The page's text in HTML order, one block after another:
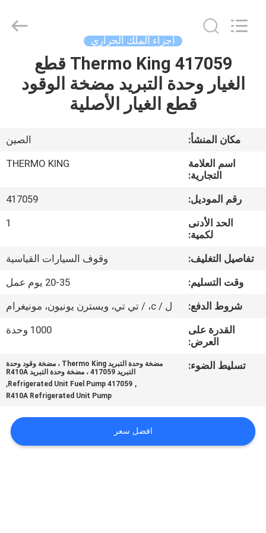
المنزل
حولنا
المصنع
مراقبة
الجودة
اتصل
أخبار
خريطة
INDUSTRY
أجزاء الملك الحراري
417059 Thermo King قطع
الغيار وحدة التبريد مضخة الوقود
قطع الغيار الأصلية
مكان المنشأ:
الصين
اسم العلامة
التجارية:
THERMO KING
رقم الموديل:
417059
الحد الأدنى
لكمية:
1
تفاصيل التغليف:
وقوف السيارات القياسية
وقت التسليم:
20-35 يوم عمل
شروط الدفع:
ل / c، / تي تي، ويسترن يونيون، مونيغرام
القدرة على
العرض:
1000 وحدة
تسليط الضوء:
مضخة وحدة التبريد Thermo King ، مضخة وقود وحدة
التبريد 417059 ، مضخة وحدة التبريد R410A
,
417059 Refrigerated Unit Fuel Pump
,
R410A Refrigerated Unit Pump
افضل سعر